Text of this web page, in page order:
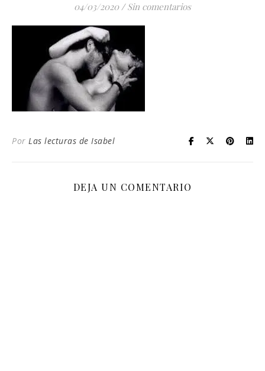
04/03/2020 / Sin comentarios
Por Las lecturas de Isabel
DEJA UN COMENTARIO